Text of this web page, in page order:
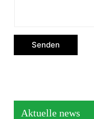
Senden
Aktuelle news